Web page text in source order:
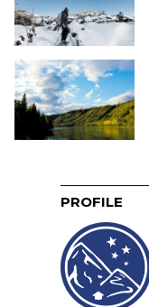
PROFILE